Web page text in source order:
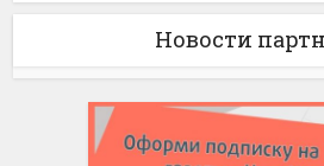
Новости